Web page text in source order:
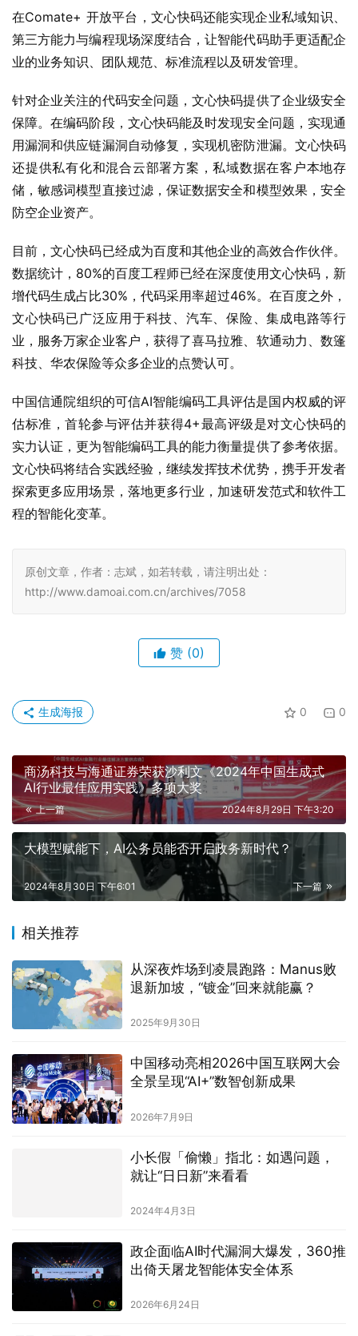
在Comate+ 开放平台，文心快码还能实现企业私域知识、
第三方能力与编程现场深度结合，让智能代码助手更适配企
业的业务知识、团队规范、标准流程以及研发管理。
针对企业关注的代码安全问题，文心快码提供了企业级安全
保障。在编码阶段，文心快码能及时发现安全问题，实现通
用漏洞和供应链漏洞自动修复，实现机密防泄漏。文心快码
还提供私有化和混合云部署方案，私域数据在客户本地存
储，敏感词模型直接过滤，保证数据安全和模型效果，安全
防空企业资产。
目前，文心快码已经成为百度和其他企业的高效合作伙伴。
数据统计，80%的百度工程师已经在深度使用文心快码，新
增代码生成占比30%，代码采用率超过46%。在百度之外，
文心快码已广泛应用于科技、汽车、保险、集成电路等行
业，服务万家企业客户，获得了喜马拉雅、软通动力、数篷
科技、华农保险等众多企业的点赞认可。
中国信通院组织的可信AI智能编码工具评估是国内权威的评
估标准，首轮参与评估并获得4+最高评级是对文心快码的
实力认证，更为智能编码工具的能力衡量提供了参考依据。
文心快码将结合实践经验，继续发挥技术优势，携手开发者
探索更多应用场景，落地更多行业，加速研发范式和软件工
程的智能化变革。
原创文章，作者：志斌，如若转载，请注明出处：
http://www.damoai.com.cn/archives/7058
赞 (0)
0 0
生成海报
商汤科技与海通证券荣获沙利文《2024年中国生成式
AI行业最佳应用实践》多项大奖
上一篇 2024年8月29日 下午3:20
大模型赋能下，AI公务员能否开启政务新时代？
下一篇
2024年8月30日 下午6:01
相关推荐
从深夜炸场到凌晨跑路：Manus败
退新加坡，“镀金”回来就能赢？
2025年9月30日
中国移动亮相2026中国互联网大会
全景呈现“AI+”数智创新成果
2026年7月9日
小长假「偷懒」指北：如遇问题，
就让“日日新”来看看
2024年4月3日
政企面临AI时代漏洞大爆发，360推
出倚天屠龙智能体安全体系
2026年6月24日